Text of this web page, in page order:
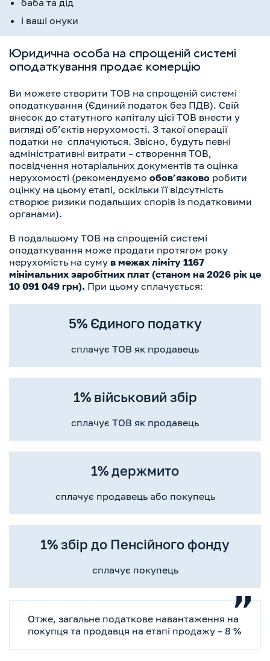
баба та дід
і ваші онуки
Юридична особа на спрощеній системі
оподаткування продає комерцію
Ви можете створити ТОВ на спрощеній системі
оподаткування (Єдиний податок без ПДВ). Свій
внесок до статутного капіталу цієї ТОВ внести у
вигляді об’єктів нерухомості. З такої операції
податки не сплачуються. Звісно, будуть певні
адміністративні витрати – створення ТОВ,
посвідчення нотаріальних документів та оцінка
нерухомості (рекомендуємо обов’язково робити
оцінку на цьому етапі, оскільки її відсутність
створює ризики подальших спорів із податковими
органами).
В подальшому ТОВ на спрощеній системі
оподаткування може продати протягом року
нерухомість на суму в межах ліміту 1167
мінімальних заробітних плат (станом на 2026 рік це
10 091 049 грн). При цьому сплачується:
5% Єдиного податку
сплачує ТОВ як продавець
1% військовий збір
сплачує ТОВ як продавець
1% держмито
сплачує продавець або покупець
1% збір до Пенсійного фонду
сплачує покупець
Отже, загальне податкове навантаження на
покупця та продавця на етапі продажу – 8 %